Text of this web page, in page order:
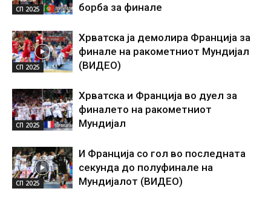
СП 2025
борба за финале
СП 2025
Хрватска ја демолира Франција за
финале на ракометниот Мундијал
(ВИДЕО)
СП 2025
Хрватска и Франција во дуел за
финалето на ракометниот
Мундијал
СП 2025
И Франција со гол во последната
секунда до полуфинале на
Мундијалот (ВИДЕО)